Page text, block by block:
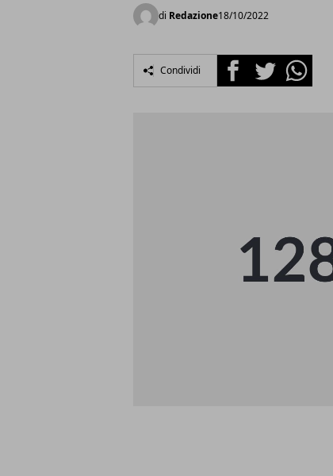
di Redazione18/10/2022
Condividi FacebookTwitterWhatsapp